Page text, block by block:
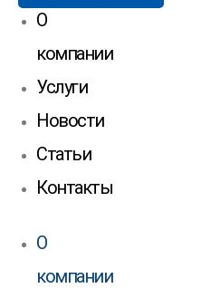
О
компании
Услуги
Новости
Статьи
Контакты
О
компании